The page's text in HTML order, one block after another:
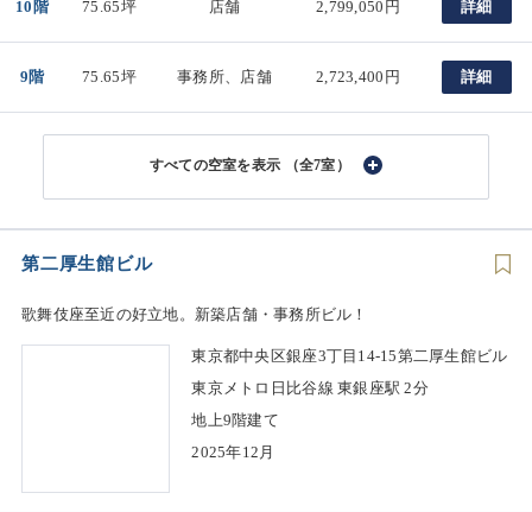
10階 75.65坪 店舗 2,799,050円 詳細
9階 75.65坪 事務所、店舗 2,723,400円 詳細
（全7室）
第二厚生館ビル
歌舞伎座至近の好立地。新築店舗・事務所ビル！
東京都中央区銀座3丁目14-15第二厚生館ビル
東京メトロ日比谷線 東銀座駅 2分
地上9階建て
2025年12月